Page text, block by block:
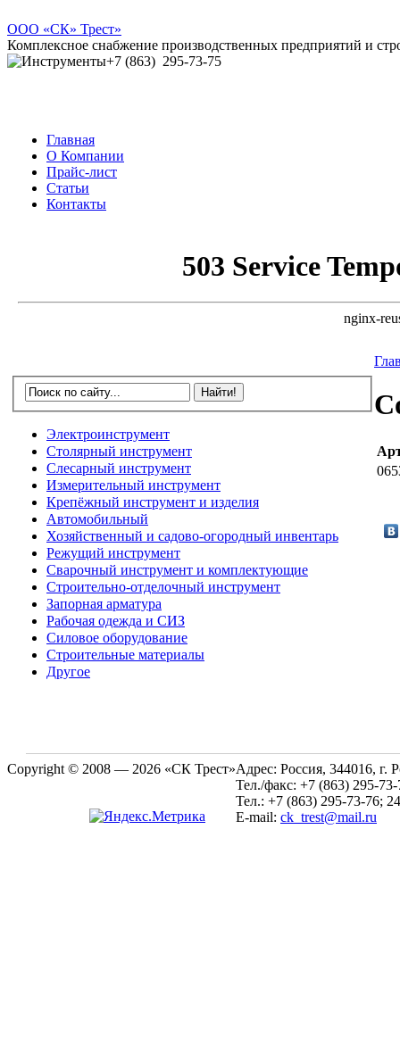
ООО «СК» Трест»
Комплексное снабжение производственных предприятий и
+7 (863) 295-73-75
Главная
О Компании
Прайс-лист
Статьи
Контакты
Электроинструмент
Столярный инструмент
Слесарный инструмент
Измерительный инструмент
Крепёжный инструмент и изделия
Автомобильный
Хозяйственный и садово-огородный инвентарь
Режущий инструмент
Сварочный инструмент и комплектующие
Строительно-отделочный инструмент
Запорная арматура
Рабочая одежда и СИЗ
Силовое оборудование
Строительные материалы
Другое
Copyright © 2008 — 2026 «СК Трест»Адрес: Россия, 344016, г.
Тел./факс: +7 (863) 295-73-
Тел.: +7 (863) 295-73-76;
E-mail: ck_trest@mail.ru